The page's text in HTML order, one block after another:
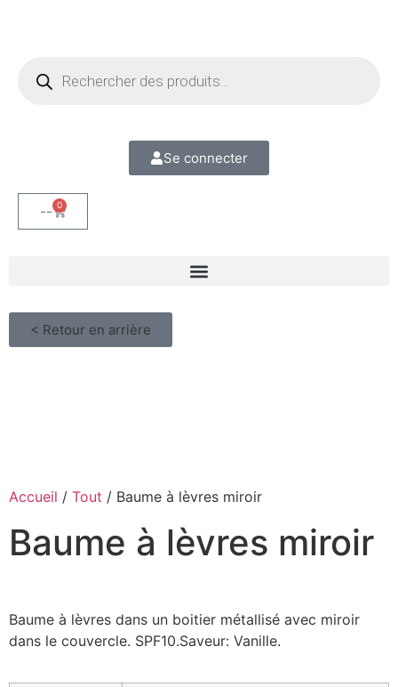
Se connecter
-- 0
< Retour en arrière
Accueil / Tout / Baume à lèvres miroir
Baume à lèvres miroir
Baume à lèvres dans un boitier métallisé avec miroir
dans le couvercle. SPF10.Saveur: Vanille.